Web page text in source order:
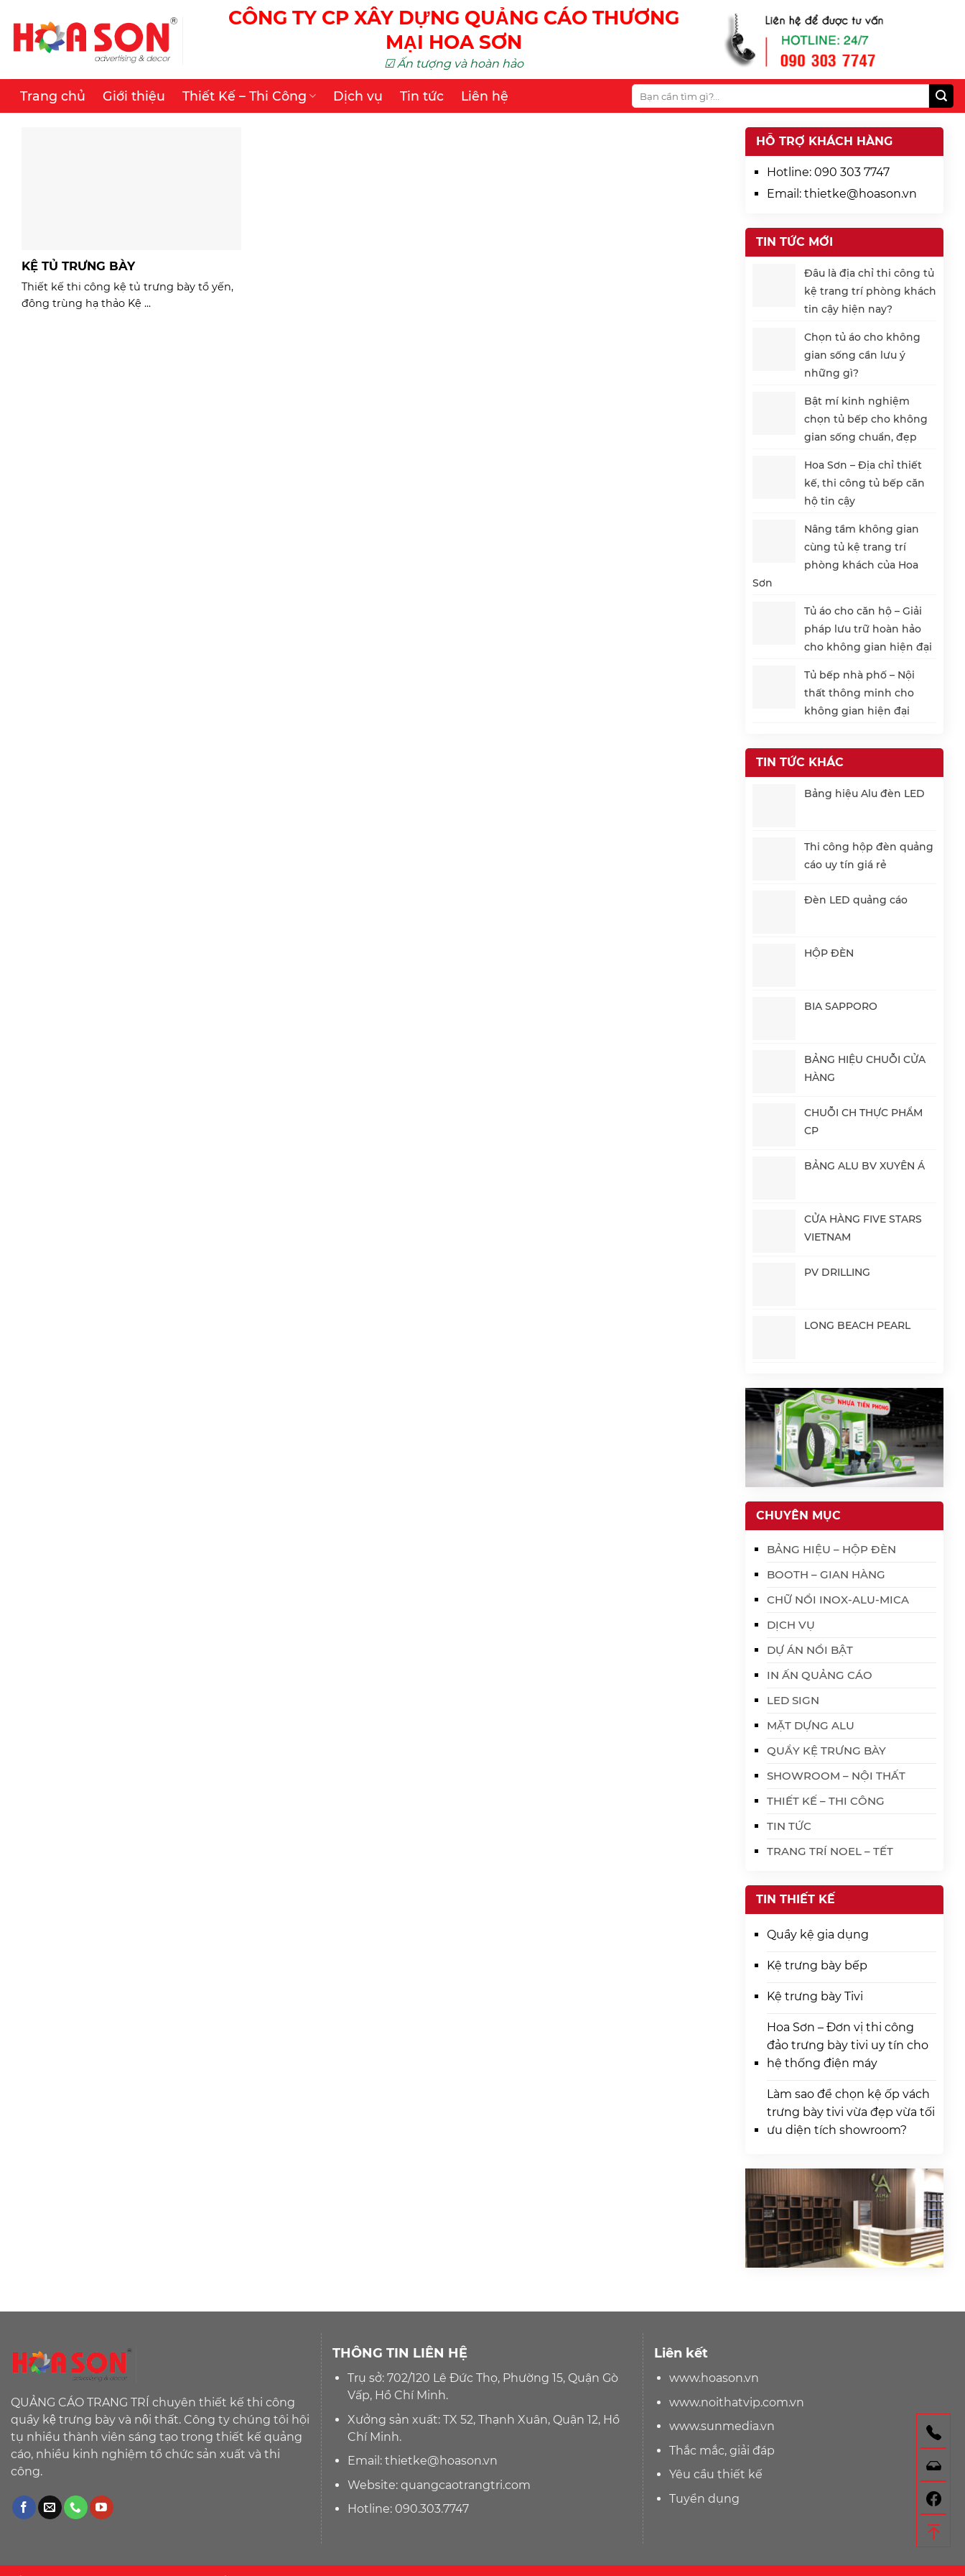
content
CÔNG TY CP XÂY DỰNG QUẢNG CÁO THƯƠNG
MẠI HOA SƠN
☑ Ấn tượng và hoàn hảo
Trang chủ Giới thiệu Thiết Kế – Thi Công Dịch vụ Tin tức Liên hệ
KỆ TỦ TRƯNG BÀY
Thiết kế thi công kệ tủ trưng bày tổ yến,
đông trùng hạ thảo Kệ ...
HỖ TRỢ KHÁCH HÀNG
Hotline: 090 303 7747
Email: thietke@hoason.vn
TIN TỨC MỚI
Đâu là địa chỉ thi công tủ
kệ trang trí phòng khách
tin cậy hiện nay?
Chọn tủ áo cho không
gian sống cần lưu ý
những gì?
Bật mí kinh nghiệm
chọn tủ bếp cho không
gian sống chuẩn, đẹp
Hoa Sơn – Địa chỉ thiết
kế, thi công tủ bếp căn
hộ tin cậy
Nâng tầm không gian
cùng tủ kệ trang trí
phòng khách của Hoa
Sơn
Tủ áo cho căn hộ – Giải
pháp lưu trữ hoàn hảo
cho không gian hiện đại
Tủ bếp nhà phố – Nội
thất thông minh cho
không gian hiện đại
TIN TỨC KHÁC
Bảng hiệu Alu đèn LED
Thi công hộp đèn quảng
cáo uy tín giá rẻ
Đèn LED quảng cáo
HỘP ĐÈN
BIA SAPPORO
BẢNG HIỆU CHUỖI CỬA
HÀNG
CHUỖI CH THỰC PHẨM
CP
BẢNG ALU BV XUYÊN Á
CỬA HÀNG FIVE STARS
VIETNAM
PV DRILLING
LONG BEACH PEARL
CHUYÊN MỤC
BẢNG HIỆU – HỘP ĐÈN
BOOTH – GIAN HÀNG
CHỮ NỔI INOX-ALU-MICA
DỊCH VỤ
DỰ ÁN NỔI BẬT
IN ẤN QUẢNG CÁO
LED SIGN
MẶT DỰNG ALU
QUẦY KỆ TRƯNG BÀY
SHOWROOM – NỘI THẤT
THIẾT KẾ – THI CÔNG
TIN TỨC
TRANG TRÍ NOEL – TẾT
TIN THIẾT KẾ
Quầy kệ gia dụng
Kệ trưng bày bếp
Kệ trưng bày Tivi
Hoa Sơn – Đơn vị thi công
đảo trưng bày tivi uy tín cho
hệ thống điện máy
Làm sao để chọn kệ ốp vách
trưng bày tivi vừa đẹp vừa tối
ưu diện tích showroom?
QUẢNG CÁO TRANG TRÍ chuyên thiết kế thi công
quầy kệ trưng bày và nội thất. Công ty chúng tôi hội
tụ nhiều thành viên sáng tạo trong thiết kế quảng
cáo, nhiều kinh nghiệm tổ chức sản xuất và thi
công.
THÔNG TIN LIÊN HỆ
Trụ sở: 702/120 Lê Đức Thọ, Phường 15, Quận Gò
Vấp, Hồ Chí Minh.
Xưởng sản xuất: TX 52, Thạnh Xuân, Quận 12, Hồ
Chí Minh.
Email: thietke@hoason.vn
Website:quangcaotrangtri.com
Hotline: 090.303.7747
Liên kết
www.hoason.vn
www.noithatvip.com.vn
www.sunmedia.vn
Thắc mắc, giải đáp
Yêu cầu thiết kế
Tuyển dụng